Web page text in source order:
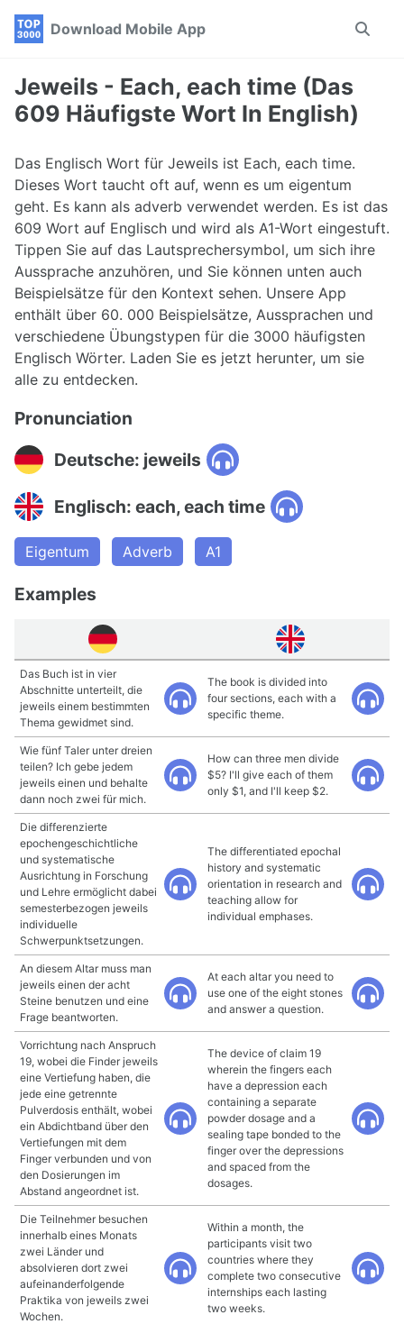
Skip
navigation
Skip
Skip
Download Mobile App
Toggle
Jeweils - Each, each time (Das
609 Häufigste Wort In English)
Das Englisch Wort für Jeweils ist Each, each time.
Dieses Wort taucht oft auf, wenn es um eigentum
geht. Es kann als adverb verwendet werden. Es ist das
609 Wort auf Englisch und wird als A1-Wort eingestuft.
Tippen Sie auf das Lautsprechersymbol, um sich ihre
Aussprache anzuhören, und Sie können unten auch
Beispielsätze für den Kontext sehen. Unsere App
enthält über 60. 000 Beispielsätze, Aussprachen und
verschiedene Übungstypen für die 3000 häufigsten
Englisch Wörter. Laden Sie es jetzt herunter, um sie
alle zu entdecken.
Pronunciation
Deutsche: jeweils
Englisch: each, each time
Eigentum Adverb A1
Examples
Das Buch ist in vier
Abschnitte unterteilt, die
jeweils einem bestimmten
Thema gewidmet sind.
The book is divided into
four sections, each with a
specific theme.
Wie fünf Taler unter dreien
teilen? Ich gebe jedem
jeweils einen und behalte
dann noch zwei für mich.
How can three men divide
$5? I'll give each of them
only $1, and I'll keep $2.
Die differenzierte
epochengeschichtliche
und systematische
Ausrichtung in Forschung
und Lehre ermöglicht dabei
semesterbezogen jeweils
individuelle
Schwerpunktsetzungen.
The differentiated epochal
history and systematic
orientation in research and
teaching allow for
individual emphases.
An diesem Altar muss man
jeweils einen der acht
Steine benutzen und eine
Frage beantworten.
At each altar you need to
use one of the eight stones
and answer a question.
Vorrichtung nach Anspruch
19, wobei die Finder jeweils
eine Vertiefung haben, die
jede eine getrennte
Pulverdosis enthält, wobei
ein Abdichtband über den
Vertiefungen mit dem
Finger verbunden und von
den Dosierungen im
Abstand angeordnet ist.
The device of claim 19
wherein the fingers each
have a depression each
containing a separate
powder dosage and a
sealing tape bonded to the
finger over the depressions
and spaced from the
dosages.
Die Teilnehmer besuchen
innerhalb eines Monats
zwei Länder und
absolvieren dort zwei
aufeinanderfolgende
Praktika von jeweils zwei
Wochen.
Within a month, the
participants visit two
countries where they
complete two consecutive
internships each lasting
two weeks.